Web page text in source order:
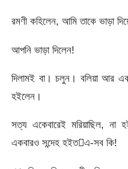
রমণী কহিলেন, আমি তাকে ভাড়া
আপনি ভাড়া দিলেন!
দিলামই বা। চলুন। বলিয়া আর
হইলেন।
সত্য একেবারেই মরিয়াছিল,
একবারও সন্দেহ হইতএ-সব কি!